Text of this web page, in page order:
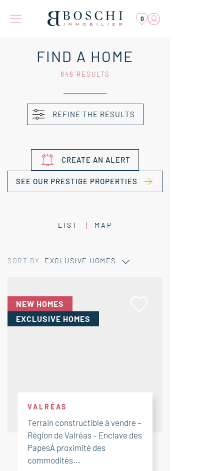
0
FIND A HOME
846 RESULTS
REFINE THE RESULTS
CREATE AN ALERT
SEE OUR PRESTIGE PROPERTIES
LIST MAP
SORT BY EXCLUSIVE HOMES
NEW HOMES
EXCLUSIVE HOMES
VALRÉAS
Terrain constructible à vendre –
Région de Valréas – Enclave des
PapesÀ proximité des
commodités...